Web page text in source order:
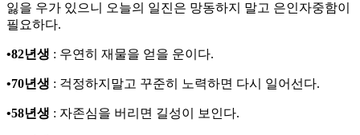
잃을 우가 있으니 오늘의 일진은 망동하지 말고 은인자중함이
필요하다.
•82년생 : 우연히 재물을 얻을 운이다.
•70년생 : 걱정하지말고 꾸준히 노력하면 다시 일어선다.
•58년생 : 자존심을 버리면 길성이 보인다.